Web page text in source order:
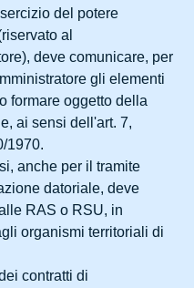
del potere
al
deve comunicare, per
gli elementi
formare oggetto della
ai sensi dell'art. 7,
1970.
anche per il tramite
datoriale, deve
RAS o RSU, in
organismi territoriali di
contratti di